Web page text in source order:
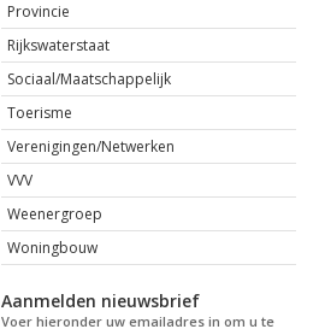
Provincie
Rijkswaterstaat
Sociaal/Maatschappelijk
Toerisme
Verenigingen/Netwerken
VVV
Weenergroep
Woningbouw
Aanmelden nieuwsbrief
Voer hieronder uw emailadres in om u te